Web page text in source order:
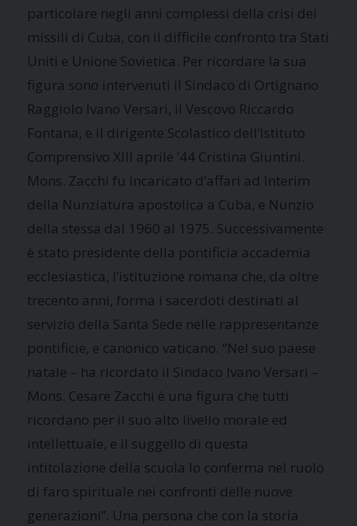
particolare negli anni complessi della crisi dei
missili di Cuba, con il difficile confronto tra Stati
Uniti e Unione Sovietica. Per ricordare la sua
figura sono intervenuti il Sindaco di Ortignano
Raggiolo Ivano Versari, il Vescovo Riccardo
Fontana, e il dirigente Scolastico dell’Istituto
Comprensivo XIII aprile ’44 Cristina Giuntini.
Mons. Zacchi fu Incaricato d’affari ad Interim
della Nunziatura apostolica a Cuba, e Nunzio
della stessa dal 1960 al 1975. Successivamente
è stato presidente della pontificia accademia
ecclesiastica, l’istituzione romana che, da oltre
trecento anni, forma i sacerdoti destinati al
servizio della Santa Sede nelle rappresentanze
pontificie, e canonico vaticano. “Nel suo paese
natale – ha ricordato il Sindaco Ivano Versari –
Mons. Cesare Zacchi è una figura che tutti
ricordano per il suo alto livello morale ed
intellettuale, e il suggello di questa
intitolazione della scuola lo conferma nel ruolo
di faro spirituale nei confronti delle nuove
generazioni”. Una persona che con la storia